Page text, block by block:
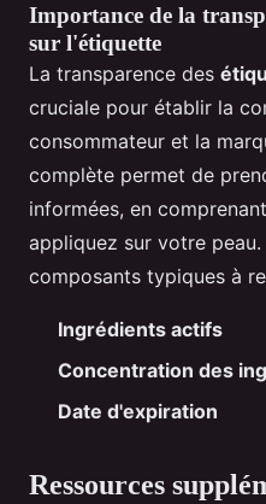
Importance de la
sur l'étiquette
La transparence des
cruciale pour établir la
consommateur et la
complète permet de
informées, en
appliquez sur votre
composants typiques à
Ingrédients actifs
Concentration des
Date d'expiration
Ressources